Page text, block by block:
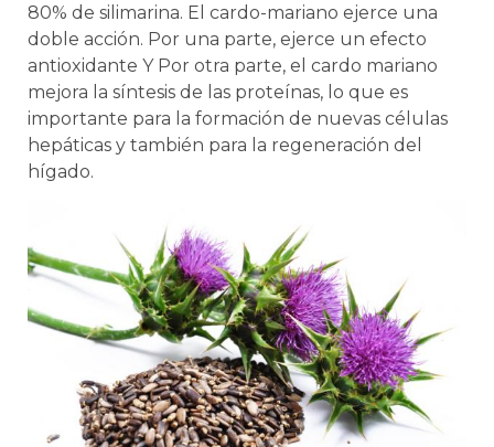
80% de silimarina. El cardo-mariano ejerce una
doble acción. Por una parte, ejerce un efecto
antioxidante Y Por otra parte, el cardo mariano
mejora la síntesis de las proteínas, lo que es
importante para la formación de nuevas células
hepáticas y también para la regeneración del
hígado.